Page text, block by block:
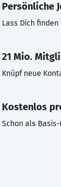
Persönliche
Lass Dich
21 Mio.
Knüpf neue
Kostenlos
Schon als